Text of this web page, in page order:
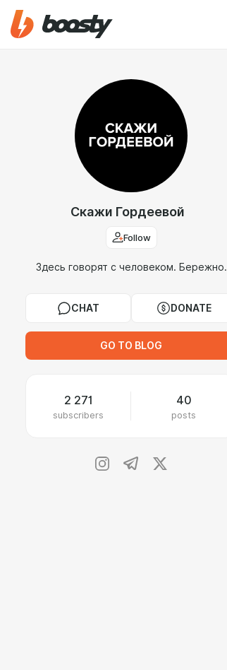
Скажи Гордеевой
Follow
Здесь говорят с человеком. Бережно.
CHAT DONATE
GO TO BLOG
2 271
subscribers
40
posts